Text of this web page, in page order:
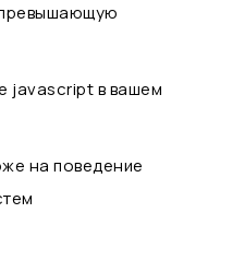
javascript в вашем
на поведение